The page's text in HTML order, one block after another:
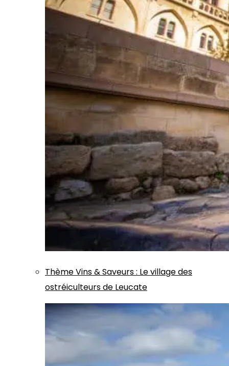
ThèmeVins & Saveurs: Le village des
ostréiculteurs de Leucate